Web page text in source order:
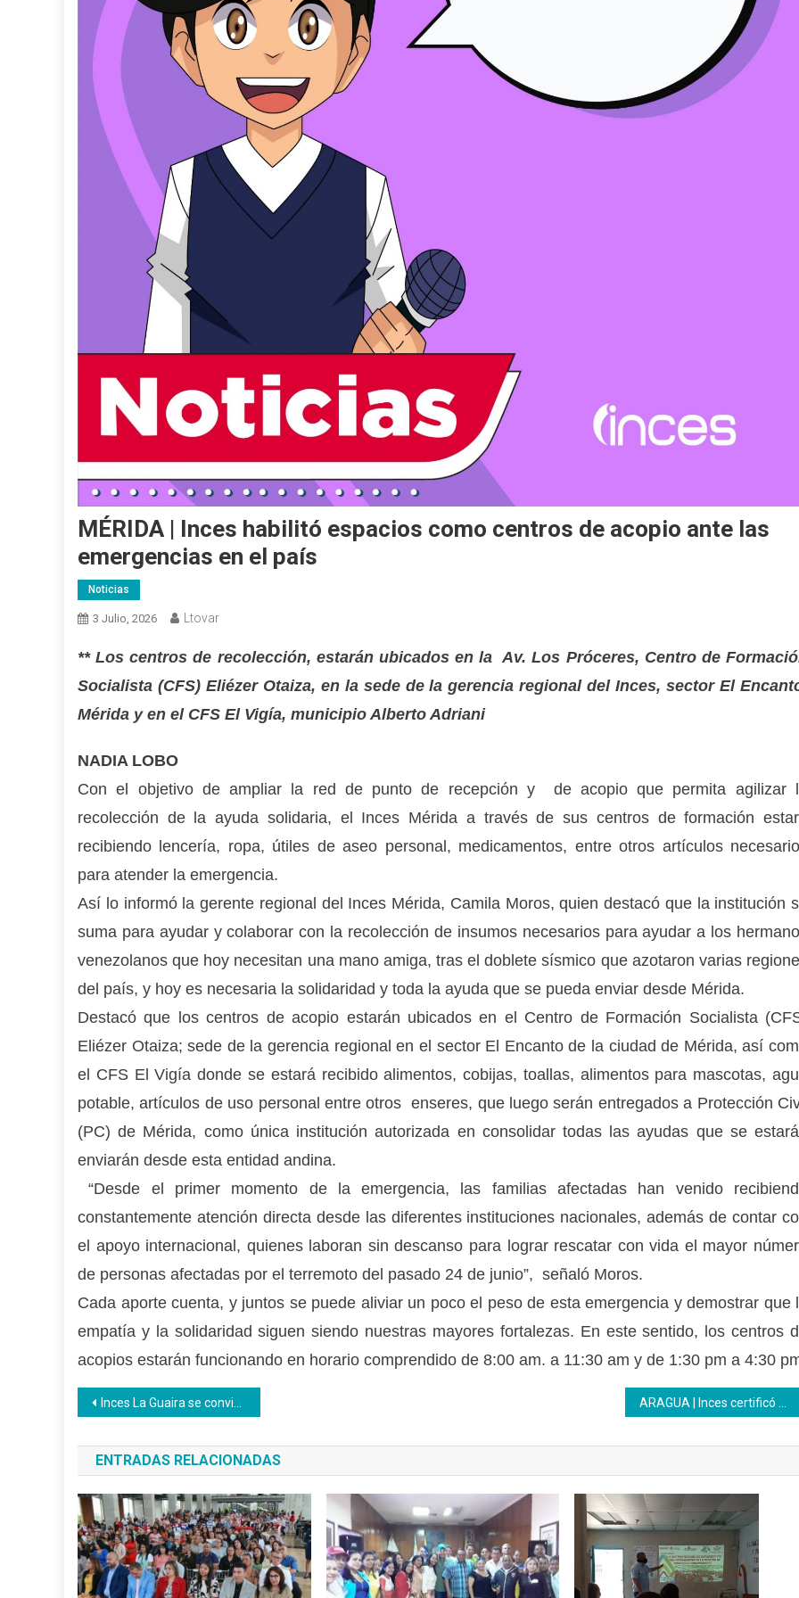
MÉRIDA | Inces habilitó espacios como centros de acopio ante las
emergencias en el país
Noticias
3 Julio, 2026 Ltovar
** Los centros de recolección, estarán ubicados en la Av. Los Próceres, Centro de
Socialista (CFS) Eliézer Otaiza, en la sede de la gerencia regional del Inces, sector El
Mérida y en el CFS El Vigía, municipio Alberto Adriani
NADIA LOBO
Con el objetivo de ampliar la red de punto de recepción y de acopio que permita agilizar
recolección de la ayuda solidaria, el Inces Mérida a través de sus centros de formación
recibiendo lencería, ropa, útiles de aseo personal, medicamentos, entre otros artículos
para atender la emergencia.
Así lo informó la gerente regional del Inces Mérida, Camila Moros, quien destacó que la institución
suma para ayudar y colaborar con la recolección de insumos necesarios para ayudar a los
venezolanos que hoy necesitan una mano amiga, tras el doblete sísmico que azotaron varias
del país, y hoy es necesaria la solidaridad y toda la ayuda que se pueda enviar desde Mérida.
Destacó que los centros de acopio estarán ubicados en el Centro de Formación Socialista
Eliézer Otaiza; sede de la gerencia regional en el sector El Encanto de la ciudad de Mérida, así
el CFS El Vigía donde se estará recibido alimentos, cobijas, toallas, alimentos para mascotas,
potable, artículos de uso personal entre otros enseres, que luego serán entregados a Protección
(PC) de Mérida, como única institución autorizada en consolidar todas las ayudas que se
enviarán desde esta entidad andina.
“Desde el primer momento de la emergencia, las familias afectadas han venido
constantemente atención directa desde las diferentes instituciones nacionales, además de contar
el apoyo internacional, quienes laboran sin descanso para lograr rescatar con vida el mayor
de personas afectadas por el terremoto del pasado 24 de junio”, señaló Moros.
Cada aporte cuenta, y juntos se puede aliviar un poco el peso de esta emergencia y demostrar que
empatía y la solidaridad siguen siendo nuestras mayores fortalezas. En este sentido, los centros
acopios estarán funcionando en horario comprendido de 8:00 am. a 11:30 am y de 1:30 pm a 4:30
Navegación
de
entradas
Inces La Guaira se convierte en campamento transitorio para recibir a rescatistas
ENTRADAS RELACIONADAS